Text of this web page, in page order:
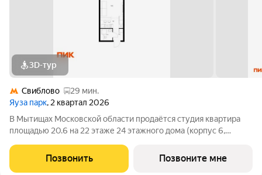
3D-тур
Свиблово
29 мин.
Яуза парк, 2 квартал 2026
В Мытищах Московской области продаётся студия квартира
площадью 20.6 на 22 этаже 24 этажного дома (корпус 6,
минут пешком до ж/д станции Мытищи и 20 минут на
автомобиле до метро
Позвонить Позвоните мне